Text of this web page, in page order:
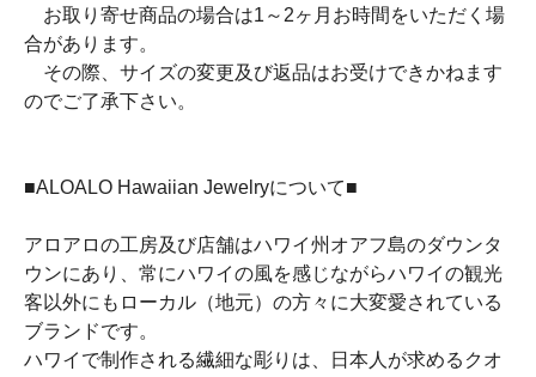
お取り寄せ商品の場合は1～2ヶ月お時間をいただく場
合があります。
その際、サイズの変更及び返品はお受けできかねます
のでご了承下さい。
■ALOALO Hawaiian Jewelryについて■
アロアロの工房及び店舗はハワイ州オアフ島のダウンタ
ウンにあり、常にハワイの風を感じながらハワイの観光
客以外にもローカル（地元）の方々に大変愛されている
ブランドです。
ハワイで制作される繊細な彫りは、日本人が求めるクオ